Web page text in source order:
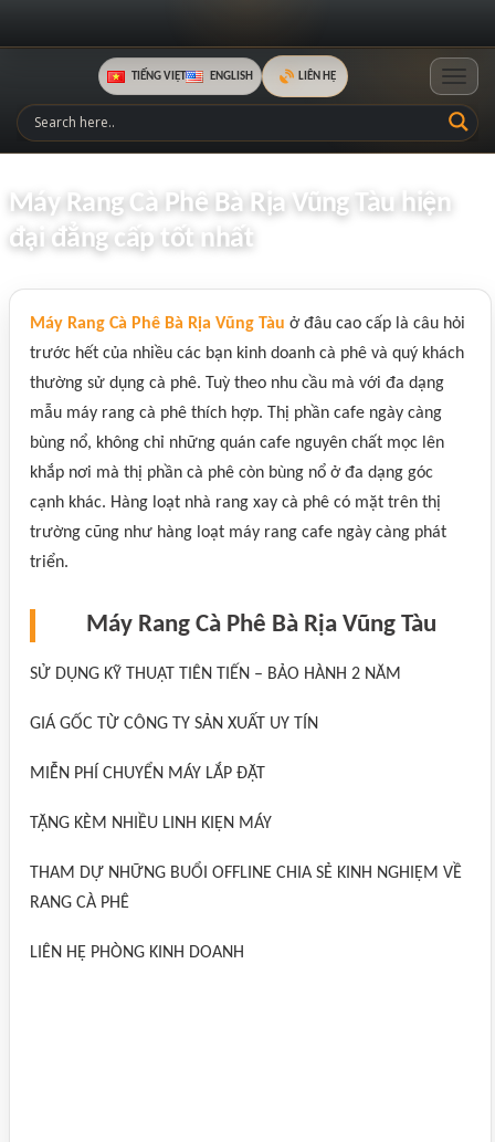
TIẾNG VIỆT ENGLISH LIÊN HỆ
Máy Rang Cà Phê Bà Rịa Vũng Tàu hiện
đại đẳng cấp tốt nhất
Máy Rang Cà Phê Bà Rịa Vũng Tàu ở đâu cao cấp là câu hỏi
trước hết của nhiều các bạn kinh doanh cà phê và quý khách
thường sử dụng cà phê. Tuỳ theo nhu cầu mà với đa dạng
mẫu máy rang cà phê thích hợp. Thị phần cafe ngày càng
bùng nổ, không chỉ những quán cafe nguyên chất mọc lên
khắp nơi mà thị phần cà phê còn bùng nổ ở đa dạng góc
cạnh khác. Hàng loạt nhà rang xay cà phê có mặt trên thị
trường cũng như hàng loạt máy rang cafe ngày càng phát
triển.
Máy Rang Cà Phê Bà Rịa Vũng Tàu
SỬ DỤNG KỸ THUẬT TIÊN TIẾN – BẢO HÀNH 2 NĂM
GIÁ GỐC TỪ CÔNG TY SẢN XUẤT UY TÍN
MIỄN PHÍ CHUYỂN MÁY LẮP ĐẶT
TẶNG KÈM NHIỀU LINH KIỆN MÁY
THAM DỰ NHỮNG BUỔI OFFLINE CHIA SẺ KINH NGHIỆM VỀ
RANG CÀ PHÊ
LIÊN HỆ PHÒNG KINH DOANH